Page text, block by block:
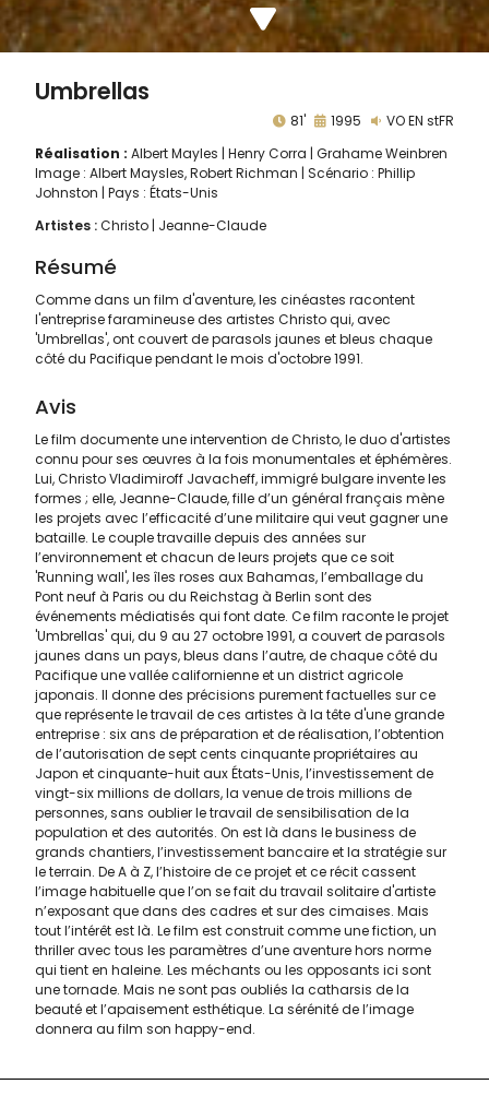
Artistes :Christo Jeanne-Claude
Umbrellas
81' 1995
VO EN stFR
Réalisation : Albert Mayles Henry Corra Grahame Weinbren
Image : Albert Maysles, Robert Richman | Scénario : Phillip
Johnston | Pays : États-Unis
Résumé
Comme dans un film d'aventure, les cinéastes racontent
l'entreprise faramineuse des artistes Christo qui, avec
'Umbrellas', ont couvert de parasols jaunes et bleus chaque
côté du Pacifique pendant le mois d'octobre 1991.
Avis
Le film documente une intervention de Christo, le duo d'artistes
connu pour ses œuvres à la fois monumentales et éphémères.
Lui, Christo Vladimiroff Javacheff, immigré bulgare invente les
formes ; elle, Jeanne-Claude, fille d’un général français mène
les projets avec l’efficacité d’une militaire qui veut gagner une
bataille. Le couple travaille depuis des années sur
l’environnement et chacun de leurs projets que ce soit
'Running wall', les îles roses aux Bahamas, l’emballage du
Pont neuf à Paris ou du Reichstag à Berlin sont des
événements médiatisés qui font date. Ce film raconte le projet
'Umbrellas' qui, du 9 au 27 octobre 1991, a couvert de parasols
jaunes dans un pays, bleus dans l’autre, de chaque côté du
Pacifique une vallée californienne et un district agricole
japonais. Il donne des précisions purement factuelles sur ce
que représente le travail de ces artistes à la tête d'une grande
entreprise : six ans de préparation et de réalisation, l’obtention
de l’autorisation de sept cents cinquante propriétaires au
Japon et cinquante-huit aux États-Unis, l’investissement de
vingt-six millions de dollars, la venue de trois millions de
personnes, sans oublier le travail de sensibilisation de la
population et des autorités. On est là dans le business de
grands chantiers, l’investissement bancaire et la stratégie sur
le terrain. De A à Z, l’histoire de ce projet et ce récit cassent
l’image habituelle que l’on se fait du travail solitaire d'artiste
n’exposant que dans des cadres et sur des cimaises. Mais
tout l’intérêt est là. Le film est construit comme une fiction, un
thriller avec tous les paramètres d’une aventure hors norme
qui tient en haleine. Les méchants ou les opposants ici sont
une tornade. Mais ne sont pas oubliés la catharsis de la
beauté et l’apaisement esthétique. La sérénité de l’image
donnera au film son happy-end.